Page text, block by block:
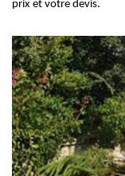
prix et votre devis.